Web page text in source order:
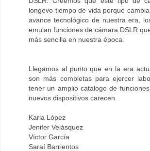
longevo tiempo de vida porque
avance tecnológico de nuestra era,
emulan funciones de cámara DSLR
más sencilla en nuestra época.
Llegamos al punto que en la era
son más completas para ejercer
tener un amplio catalogo de
nuevos dispositivos carecen.
Karla López
Jenifer Velásquez
Víctor García
Saraí Barrientos